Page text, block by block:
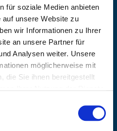
für soziale Medien anbieten
unsere Website zu
wir Informationen zu Ihrer
an unsere Partner für
Analysen weiter. Unsere
möglicherweise mit
die Sie ihnen bereitgestellt
zu Veranstaltungen,